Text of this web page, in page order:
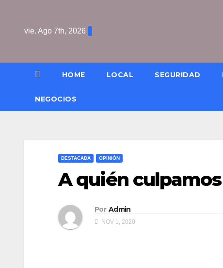
contenido
vie. Ago 7th, 2026
HOME LOCAL SEGURIDAD
NEGOCIOS
DESTACADA OPINIÓN
A quién culpamos
Por Admin
NOV 1, 2020